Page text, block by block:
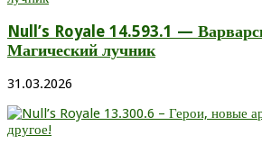
Null’s Royale 14.593.1 —
Магический лучник
31.03.2026